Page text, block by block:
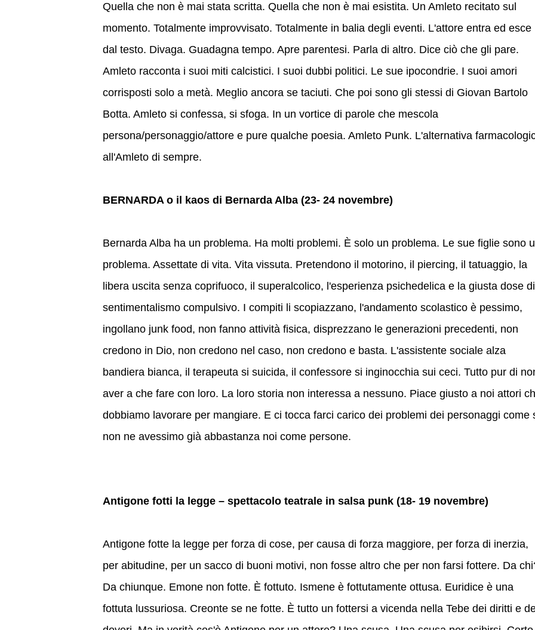
Quella che non è mai stata scritta. Quella che non è mai esistita. Un Amleto recitato sul
momento. Totalmente improvvisato. Totalmente in balia degli eventi. L'attore entra ed esce
dal testo. Divaga. Guadagna tempo. Apre parentesi. Parla di altro. Dice ciò che gli pare.
Amleto racconta i suoi miti calcistici. I suoi dubbi politici. Le sue ipocondrie. I suoi amori
corrisposti solo a metà. Meglio ancora se taciuti. Che poi sono gli stessi di Giovan Bartolo
Botta. Amleto si confessa, si sfoga. In un vortice di parole che mescola
persona/personaggio/attore e pure qualche poesia. Amleto Punk. L'alternativa
all'Amleto di sempre.
BERNARDA o il kaos di Bernarda Alba (23- 24 novembre)
Bernarda Alba ha un problema. Ha molti problemi. È solo un problema. Le sue figlie sono
problema. Assettate di vita. Vita vissuta. Pretendono il motorino, il piercing, il tatuaggio, la
libera uscita senza coprifuoco, il superalcolico, l'esperienza psichedelica e la giusta dose di
sentimentalismo compulsivo. I compiti li scopiazzano, l'andamento scolastico è pessimo,
ingollano junk food, non fanno attività fisica, disprezzano le generazioni precedenti, non
credono in Dio, non credono nel caso, non credono e basta. L'assistente sociale alza
bandiera bianca, il terapeuta si suicida, il confessore si inginocchia sui ceci. Tutto pur di
aver a che fare con loro. La loro storia non interessa a nessuno. Piace giusto a noi attori
dobbiamo lavorare per mangiare. E ci tocca farci carico dei problemi dei personaggi come
non ne avessimo già abbastanza noi come persone.
Antigone fotti la legge – spettacolo teatrale in salsa punk (18- 19 novembre)
Antigone fotte la legge per forza di cose, per causa di forza maggiore, per forza di inerzia,
per abitudine, per un sacco di buoni motivi, non fosse altro che per non farsi fottere. Da
Da chiunque. Emone non fotte. È fottuto. Ismene è fottutamente ottusa. Euridice è una
fottuta lussuriosa. Creonte se ne fotte. È tutto un fottersi a vicenda nella Tebe dei diritti e